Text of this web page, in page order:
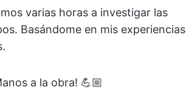
varias horas a investigar las
Basándome en mis experiencias
a la obra! 💪🏼